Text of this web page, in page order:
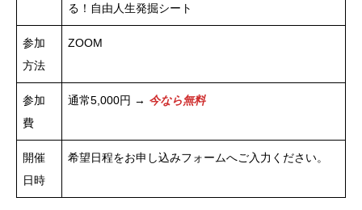
る！自由人生発掘シート
参加
方法
ZOOM
参加
費
通常5,000円 → 今なら無料
開催
日時
希望日程をお申し込みフォームへご入力ください。